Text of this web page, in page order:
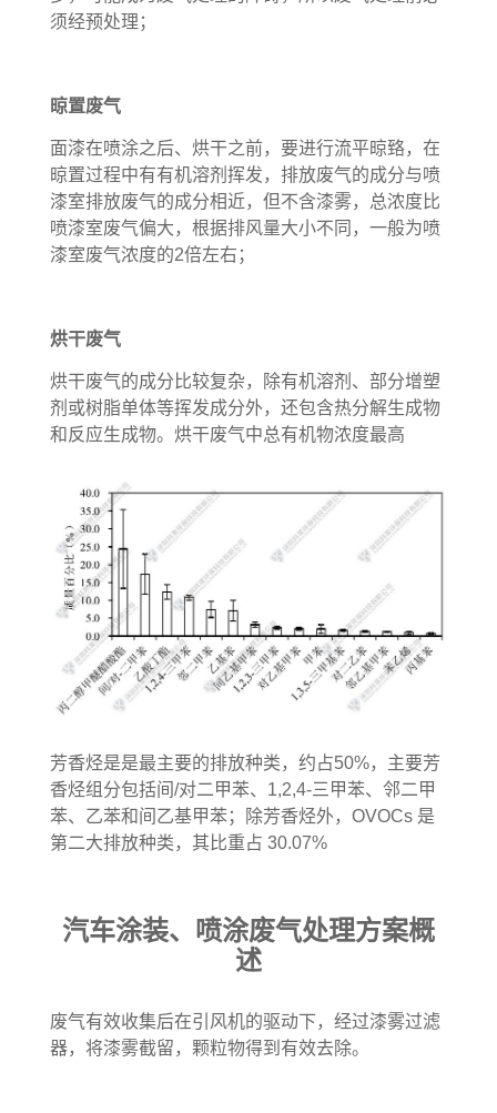
须经预处理；
晾置废气
面漆在喷涂之后、烘干之前，要进行流平晾臵，在
晾置过程中有有机溶剂挥发，排放废气的成分与喷
漆室排放废气的成分相近，但不含漆雾，总浓度比
喷漆室废气偏大，根据排风量大小不同，一般为喷
漆室废气浓度的2倍左右；
烘干废气
烘干废气的成分比较复杂，除有机溶剂、部分增塑
剂或树脂单体等挥发成分外，还包含热分解生成物
和反应生成物。烘干废气中总有机物浓度最高
芳香烃是是最主要的排放种类，约占50%，主要芳
香烃组分包括间/对二甲苯、1,2,4-三甲苯、邻二甲
苯、乙苯和间乙基甲苯；除芳香烃外，OVOCs 是
第二大排放种类，其比重占 30.07%
汽车涂装、喷涂废气处理方案概
述
废气有效收集后在引风机的驱动下， 经过漆雾过滤
器，将漆雾截留，颗粒物得到有效去除。